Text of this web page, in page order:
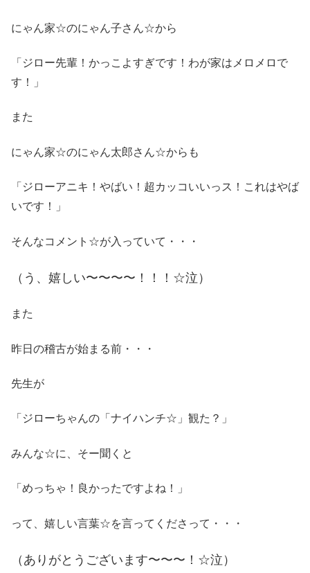
にゃん家☆のにゃん子さん☆から
「ジロー先輩！かっこよすぎです！わが家はメロメロで
す！」
また
にゃん家☆のにゃん太郎さん☆からも
「ジローアニキ！やばい！超カッコいいっス！これはやば
いです！」
そんなコメント☆が入っていて・・・
（う、嬉しい〜〜〜〜！！！☆泣）
また
昨日の稽古が始まる前・・・
先生が
「ジローちゃんの「ナイハンチ☆」観た？」
みんな☆に、そー聞くと
「めっちゃ！良かったですよね！」
って、嬉しい言葉☆を言ってくださって・・・
（ありがとうございます〜〜〜！☆泣）